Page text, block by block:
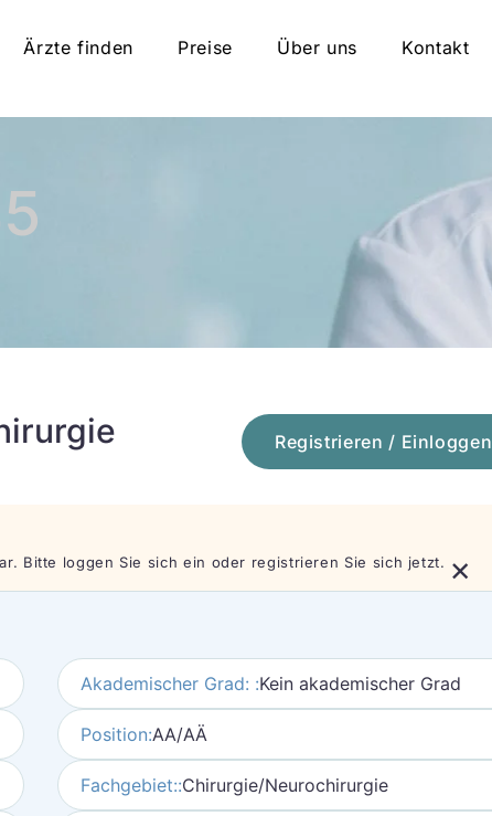
Ärzte finden Preise Über uns Kontakt
Registrieren / Einloggen
Bitte loggen Sie sich ein oder registrieren Sie sich jetzt. ×
Akademischer Grad: :Kein akademischer Grad
Position:AA/AÄ
Fachgebiet::Chirurgie/Neurochirurgie